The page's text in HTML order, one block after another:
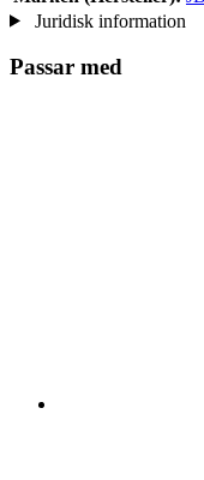
Juridisk information
Passar med